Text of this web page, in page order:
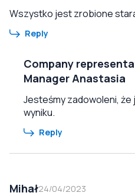
Wszystko jest zrobione
Reply
Company
Manager Anastasia
Jesteśmy zadowoleni,
wyniku.
Reply
Mihał24/04/2023